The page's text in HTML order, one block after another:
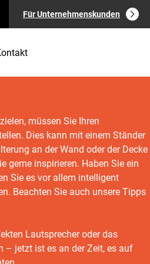
Für Unternehmenskunden
müssen Sie Ihren
Dies kann mit einem Ständer
an der Wand oder der Decke
gerne inspirieren. Haben Sie ein
Sie es vor allem intelligent
Beachten Sie auch unsere Tipps
Lautsprecher oder das
– jetzt ist es an der Zeit, es auf